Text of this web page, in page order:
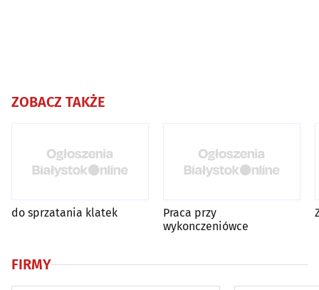
ZOBACZ TAKŻE
do sprzatania klatek
Praca przy
wykonczeniówce
FIRMY